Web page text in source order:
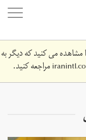
می کنید که دیگر به
مراجعه کنید.